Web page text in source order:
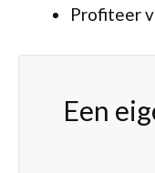
Profiteer
Een